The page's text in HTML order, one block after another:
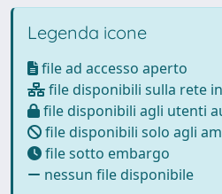
Legenda icone
file ad accesso aperto
file disponibili sulla rete
file disponibili agli utenti
file disponibili solo agli
file sotto embargo
nessun file disponibile